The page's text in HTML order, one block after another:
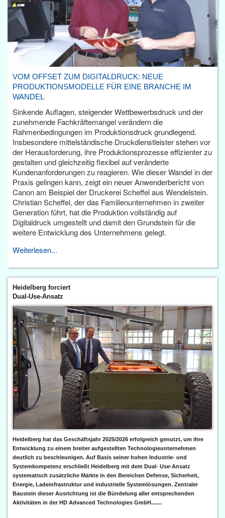
VOM OFFSET ZUM DIGITALDRUCK: NEUE
PRODUKTIONSMODELLE FÜR EINE BRANCHE IM
WANDEL
Sinkende Auflagen, steigender Wettbewerbsdruck und der
zunehmende Fachkräftemangel verändern die
Rahmenbedingungen im Produktionsdruck grundlegend.
Insbesondere mittelständische Druckdienstleister stehen vor
der Herausforderung, ihre Produktionsprozesse effizienter zu
gestalten und gleichzeitig flexibel auf veränderte
Kundenanforderungen zu reagieren. Wie dieser Wandel in der
Praxis gelingen kann, zeigt ein neuer Anwenderbericht von
Canon am Beispiel der Druckerei Scheffel aus Wendelstein.
Christian Scheffel, der das Familienunternehmen in zweiter
Generation führt, hat die Produktion vollständig auf
Digitaldruck umgestellt und damit den Grundstein für die
weitere Entwicklung des Unternehmens gelegt.
Weiterlesen...
Heidelberg forciert
Dual-Use-Ansatz
Heidelberg hat das Geschäftsjahr 2025/2026 erfolgreich genutzt, um ihre
Entwicklung zu einem breiter aufgestellten Technologieunternehmen
deutlich zu beschleunigen. Auf Basis seiner hohen Industrie- und
Systemkompetenz erschließt Heidelberg mit dem Dual- Use-Ansatz
systematisch zusätzliche Märkte in den Bereichen Defense, Sicherheit,
Energie, Ladeinfrastruktur und industrielle Systemlösungen. Zentraler
Baustein dieser Ausrichtung ist die Bündelung aller entsprechenden
Aktivitäten in der HD Advanced Technologies GmbH.......